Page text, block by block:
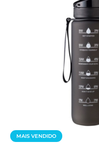
MAIS VENDIDO